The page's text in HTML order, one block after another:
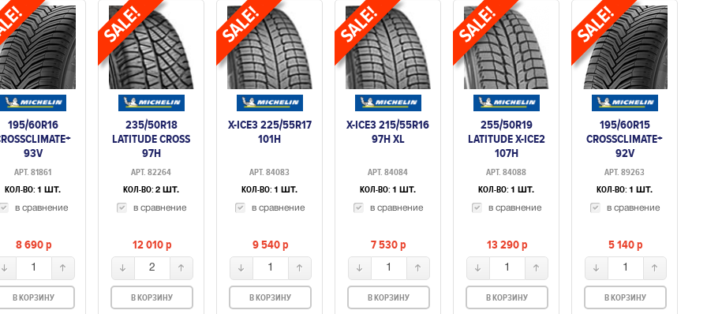
195/60R16
93V
АРТ. 81861
КОЛ-ВО: 1 ШТ.
в сравнение
8 690p
1
В КОРЗИНУ
235/50R18
LATITUDE CROSS
97H
АРТ. 82264
КОЛ-ВО: 2 ШТ.
в сравнение
12 010p
2
В КОРЗИНУ
X-ICE3 225/55R17
101H
АРТ. 84083
КОЛ-ВО: 1 ШТ.
в сравнение
9 540p
1
В КОРЗИНУ
X-ICE3 215/55R16
97H XL
АРТ. 84084
КОЛ-ВО: 1 ШТ.
в сравнение
7 530p
1
В КОРЗИНУ
255/50R19
LATITUDE X-ICE2
107H
АРТ. 84088
КОЛ-ВО: 1 ШТ.
в сравнение
13 290p
1
В КОРЗИНУ
195/60R15
CROSSCLIMATE+
92V
АРТ. 89263
КОЛ-ВО: 1 ШТ.
в сравнение
5 140p
1
В КОРЗИНУ